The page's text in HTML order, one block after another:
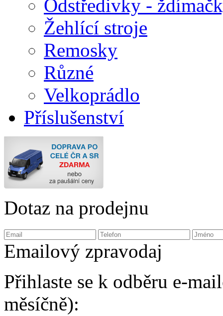
Odstředivky -
Žehlící stroje
Remosky
Různé
Velkoprádlo
Příslušenství
Dotaz na prodejnu
Emailový zpravodaj
Přihlaste se k odběru e-
měsíčně):